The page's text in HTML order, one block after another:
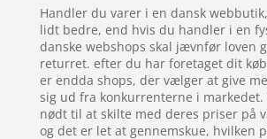
Handler du varer i en dansk
lidt bedre, end hvis du handler i en
danske webshops skal jævnfør loven
returret. efter du har foretaget dit
er endda shops, der vælger at give
sig ud fra konkurrenterne i markedet.
nødt til at skilte med deres priser på
og det er let at gennemskue, hvilken